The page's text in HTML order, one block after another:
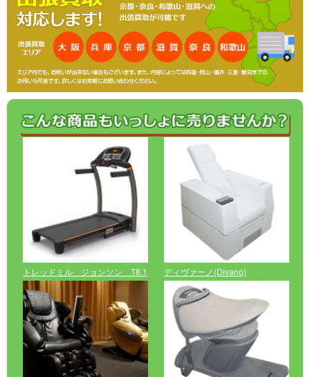
トレッドミル ジョンソン T8.1 ディヴァーノ(Divano)